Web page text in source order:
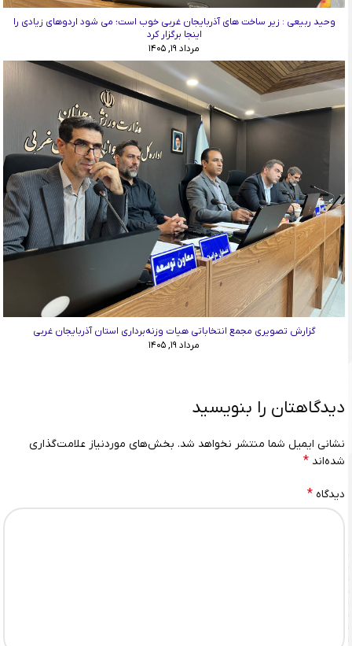
وحید ربیعی : زیر ساخت های آذربایجان غربی خوب است؛ می شود اردوهای زیادی را
اینجا برگزار کرد
مرداد ۱۹, ۱۴۰۵
گزارش تصویری مجمع انتخاباتی هیات وزنه‌برداری استان آذربایجان غربی
مرداد ۱۹, ۱۴۰۵
دیدگاهتان را بنویسید
نشانی ایمیل شما منتشر نخواهد شد. بخش‌های موردنیاز علامت‌گذاری
شده‌اند *
دیدگاه *